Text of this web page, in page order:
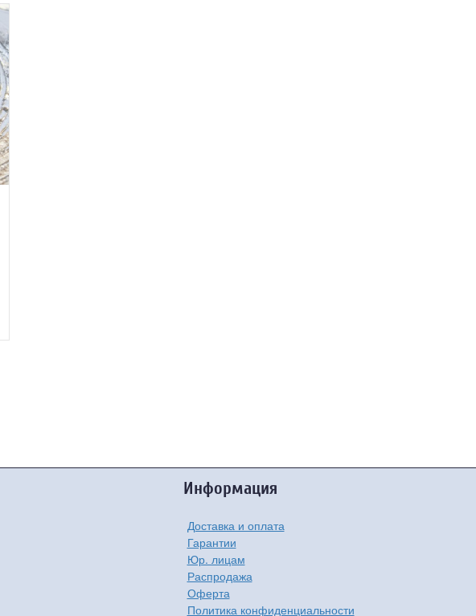
Информация
Доставка и оплата
Гарантии
Юр. лицам
Распродажа
Оферта
Политика конфиденциальности